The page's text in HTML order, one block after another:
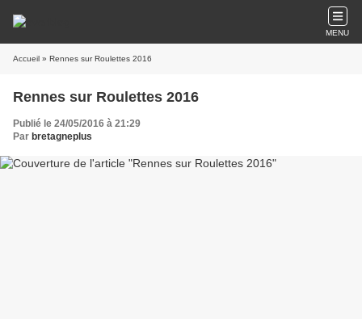
MENU
Accueil » Rennes sur Roulettes 2016
Rennes sur Roulettes 2016
Publié le 24/05/2016 à 21:29
Par bretagneplus